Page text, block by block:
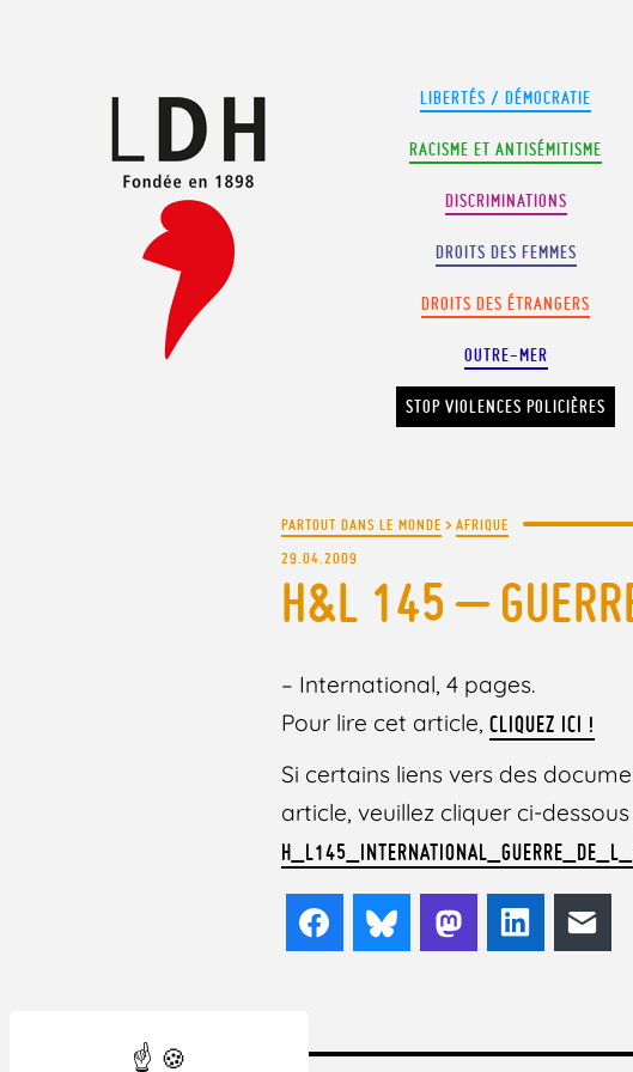
LIBERTÉS / DÉMOCRATIE
RACISME ET ANTISÉMITISME
DISCRIMINATIONS
DROITS DES FEMMES
DROITS DES ÉTRANGERS
OUTRE-MER
STOP VIOLENCES POLICIÈRES
PARTOUT DANS LE MONDE >AFRIQUE
29.04.2009
H&L 145 –
– International, 4 pages.
Pour lire cet article,CLIQUEZ ICI !
Si certains liens vers des
article, veuillez cliquer ci-
FacebookBlueskyMastodonLinkedIn